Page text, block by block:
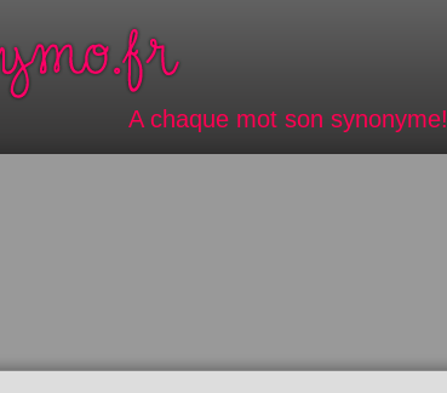
A chaque mot son synonyme!